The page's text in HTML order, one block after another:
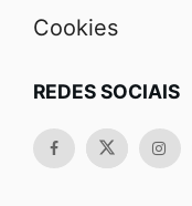
Cookies
REDES SOCIAIS